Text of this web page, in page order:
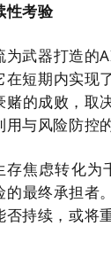
性考验
为武器打造的
在短期内实现
赌的成败，取
与风险防控
存焦虑转化
的最终承担者
持续，或将